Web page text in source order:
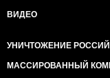
ВИДЕО
УНИЧТОЖЕНИЕ
МАССИРОВАННЫЙ